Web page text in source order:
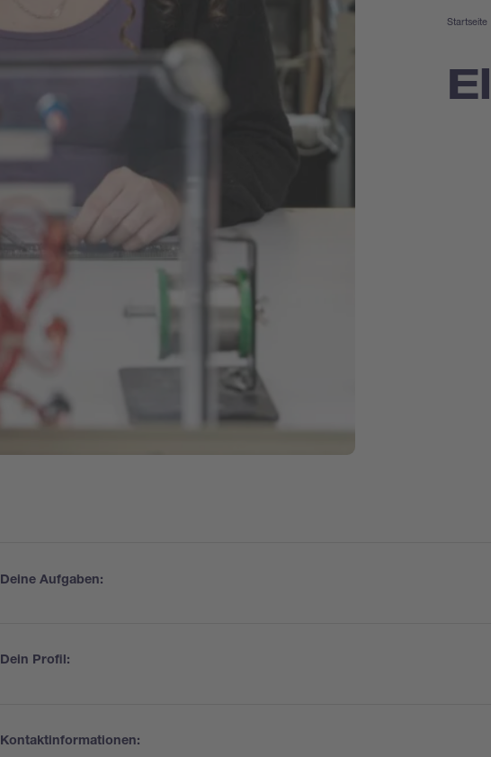
Startseite
Deine Aufgaben:
Mikrokontroller programmieren
Dein Profil:
Kontaktinformationen: